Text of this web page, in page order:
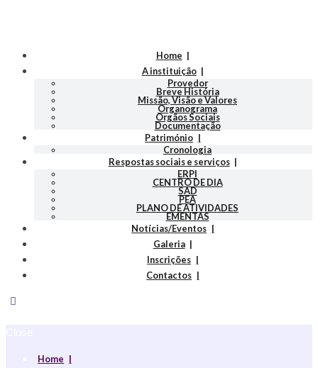
Home
A instituição
Provedor
Breve História
Missão, Visão e Valores
Organograma
Orgãos Sociais
Documentação
Património
Cronologia
Respostas sociais e serviços
ERPI
CENTRO DE DIA
SAD
PEA
PLANO DE ATIVIDADES
EMENTAS
Notícias/Eventos
Galeria
Inscrições
Contactos
Home